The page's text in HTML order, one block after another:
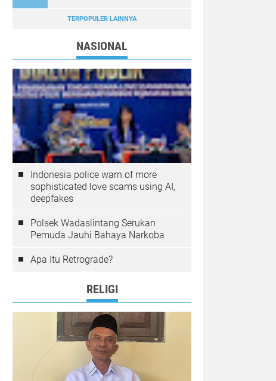
TERPOPULER LAINNYA
NASIONAL
Indonesia police warn of more
sophisticated love scams using AI,
deepfakes
Polsek Wadaslintang Serukan
Pemuda Jauhi Bahaya Narkoba
Apa Itu Retrograde?
RELIGI